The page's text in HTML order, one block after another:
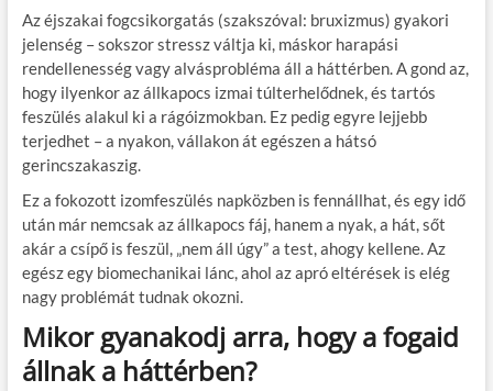
Az éjszakai fogcsikorgatás (szakszóval: bruxizmus) gyakori
jelenség – sokszor stressz váltja ki, máskor harapási
rendellenesség vagy alvásprobléma áll a háttérben. A gond az,
hogy ilyenkor az állkapocs izmai túlterhelődnek, és tartós
feszülés alakul ki a rágóizmokban. Ez pedig egyre lejjebb
terjedhet – a nyakon, vállakon át egészen a hátsó
gerincszakaszig.
Ez a fokozott izomfeszülés napközben is fennállhat, és egy idő
után már nemcsak az állkapocs fáj, hanem a nyak, a hát, sőt
akár a csípő is feszül, „nem áll úgy” a test, ahogy kellene. Az
egész egy biomechanikai lánc, ahol az apró eltérések is elég
nagy problémát tudnak okozni.
Mikor gyanakodj arra, hogy a fogaid
állnak a háttérben?